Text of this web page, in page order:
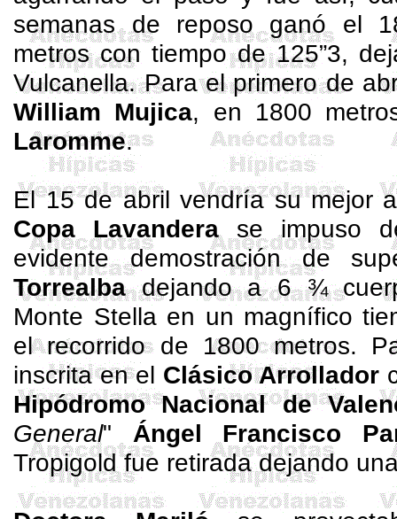
semanas de reposo ganó el
metros con tiempo de 125”3,
Vulcanella. Para el primero de
William Mujica, en 1800
Laromme.
El 15 de abril vendría su mejor
Copa Lavanderase impuso
evidente demostración de
Torrealbadejando a 6 ¾
Monte Stella en un magnífico
el recorrido de 1800 metros.
inscrita en el Clásico Arrollador
Hipódromo Nacional de
General" Ángel Francisco
Tropigoldfue retirada dejando